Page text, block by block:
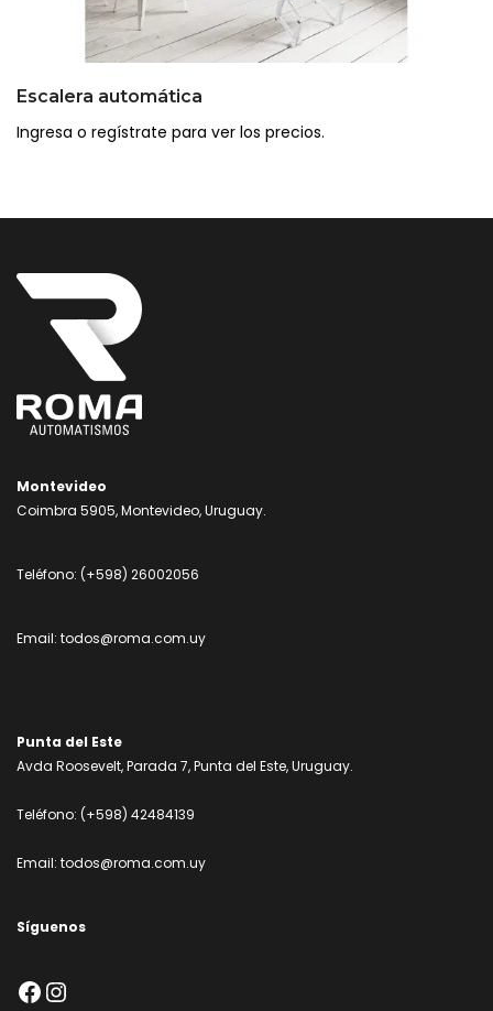
Escalera automática
Ingresa o regístrate para ver los precios.
Montevideo
Coimbra 5905, Montevideo, Uruguay.
Teléfono: (+598) 26002056
Email: todos@roma.com.uy
Punta del Este
Avda Roosevelt, Parada 7, Punta del Este, Uruguay.
Teléfono: (+598) 42484139
Email: todos@roma.com.uy
Síguenos
Facebook
Instagram